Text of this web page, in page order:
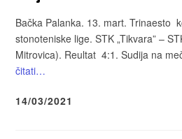
Bačka Palanka. 13. mart. Trinaesto
stonoteniske lige. STK „Tikvara” –
Mitrovica). Reultat 4:1. Sudija na
čitati…
14/03/2021